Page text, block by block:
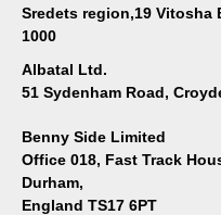
Sredets region,19 Vitosha
1000
Albatal Ltd.
51 Sydenham Road,
Benny Side Limited
Office 018, Fast Track
Durham,
England TS17 6PT